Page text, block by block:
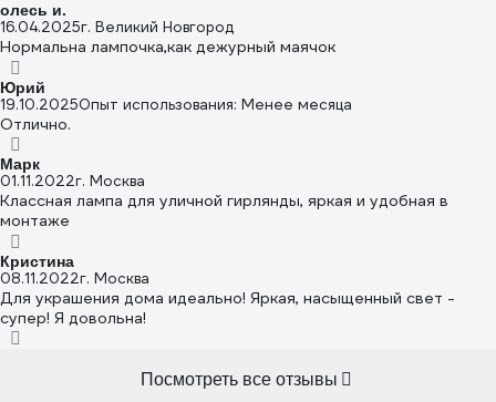
олесь и.
16.04.2025г. Великий Новгород
Нормальна лампочка,как дежурный маячок
Юрий
19.10.2025Опыт использования: Менее месяца
Отлично.
Марк
01.11.2022г. Москва
Классная лампа для уличной гирлянды, яркая и удобная в
монтаже
Кристина
08.11.2022г. Москва
Для украшения дома идеально! Яркая, насыщенный свет -
супер! Я довольна!
Посмотреть все отзывы